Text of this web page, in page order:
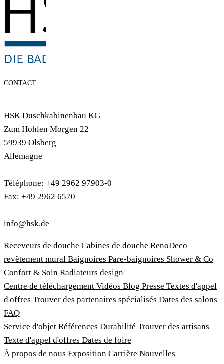
CONTACT
HSK Duschkabinenbau KG
Zum Hohlen Morgen 22
59939 Olsberg
Allemagne
Téléphone: +49 2962 97903-0
Fax: +49 2962 6570
info@hsk.de
Receveurs de douche Cabines de douche RenoDeco
revêtement mural Baignoires Pare-baignoires Shower & Co
Confort & Soin Radiateurs design
Centre de téléchargement Vidéos Blog Presse Textes d'appel
d'offres Trouver des partenaires spécialisés Dates des salons
FAQ
Service d'objet Références Durabilité Trouver des artisans
Texte d'appel d'offres Dates de foire
À propos de nous Exposition Carrière Nouvelles